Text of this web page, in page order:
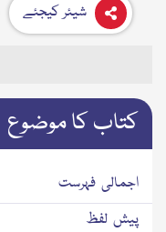
شیئر کیجئے
کتاب کا موضوع
اجمالی فہرست
پیش لفظ